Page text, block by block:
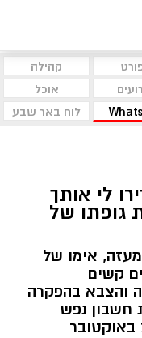
קהילה
אוכל
לוח באר שבע
לי אותך
גופתו של
אימו של
קשים
והצבא בהפקרה
חשבון נפש